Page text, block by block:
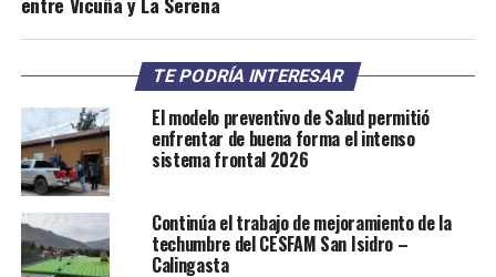
TE PODRÍA INTERESAR
El modelo preventivo de Salud permitió
enfrentar de buena forma el intenso
sistema frontal 2026
Continúa el trabajo de mejoramiento de la
techumbre del CESFAM San Isidro –
Calingasta